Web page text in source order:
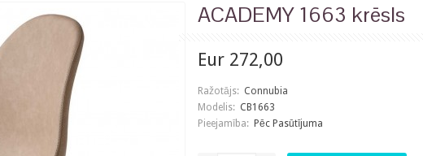
ACADEMY 1663 krēsls
Eur 272,00
Ražotājs: Connubia
Modelis: CB1663
Pieejamība: Pēc Pasūtījuma